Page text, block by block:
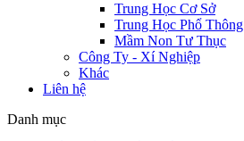
Trung Học Cơ Sở
Trung Học Phổ Thông
Mầm Non Tư Thục
Công Ty - Xí Nghiệp
Khác
Liên hệ
Danh mục